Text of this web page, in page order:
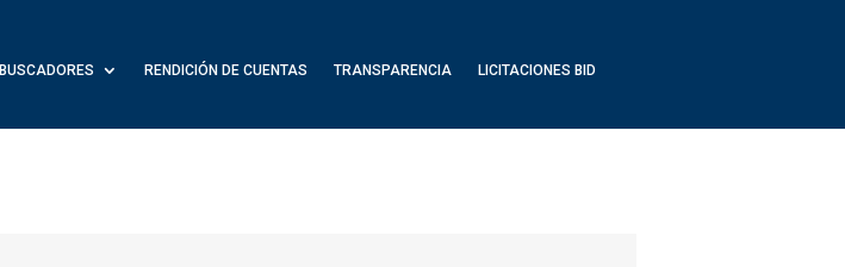
BUSCADORES RENDICIÓN DE CUENTAS TRANSPARENCIA LICITACIONES BID